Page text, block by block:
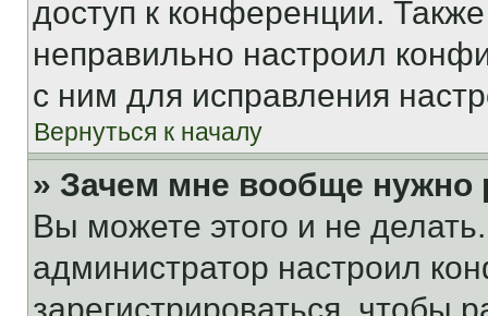
доступ к конференции.
неправильно настроил
с ним для исправления
Вернуться к началу
» Зачем мне вообще нужно
Вы можете этого и не
администратор настроил